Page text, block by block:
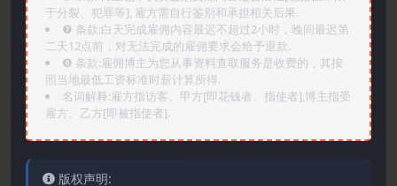
于分裂、犯罪等], 雇方需自行鉴别和承担相关后果.
❼ 条款:白天完成雇佣内容最迟不超过2小时，晚间最迟第
二天12点前，对无法完成的雇佣要求会给予退款.
❽ 条款:雇佣博主为您从事资料查取服务是收费的，其按
照当地最低工资标准时薪计算所得.
名词解释:雇方指访客、甲方[即花钱者、指使者],博主指受
雇方、乙方[即被指使者].
版权声明: